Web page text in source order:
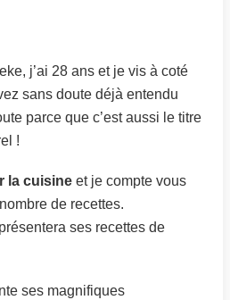
j’ai 28 ans et je vis à coté
sans doute déjà entendu
parce que c’est aussi le titre
!
la cuisine et je compte vous
de recettes.
ses recettes de
ses magnifiques